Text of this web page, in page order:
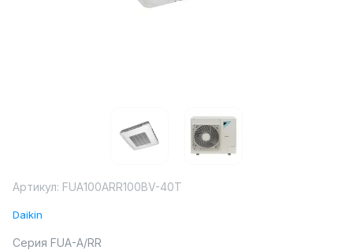
Артикул: FUA100ARR100BV-40T
Daikin
Серия FUA-A/RR